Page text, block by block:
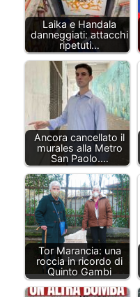
Laika e Handala
danneggiati: attacchi
ripetuti…
Ancora cancellato il
murales alla Metro
San Paolo.…
Tor Marancia: una
roccia in ricordo di
Quinto Gambi